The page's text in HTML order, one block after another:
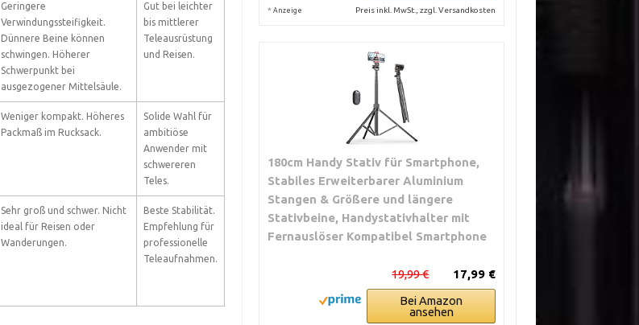
Geringere
Verwindungssteifigkeit.
Dünnere Beine können
schwingen. Höherer
Schwerpunkt bei
ausgezogener Mittelsäule.
Gut bei leichter
bis mittlerer
Teleausrüstung
und Reisen.
Weniger kompakt. Höheres
Packmaß im Rucksack.
Solide Wahl für
ambitiöse
Anwender mit
schwereren
Teles.
Sehr groß und schwer. Nicht
ideal für Reisen oder
Wanderungen.
Beste Stabilität.
Empfehlung für
professionelle
Teleaufnahmen.
* Anzeige Preis inkl. MwSt., zzgl. Versandkosten
180cm Handy Stativ für Smartphone,
Stabiles Erweiterbarer Aluminium
Stangen & Größere und längere
Stativbeine, Handystativhalter mit
Fernauslöser Kompatibel Smartphone
17,99 €
19,99 €
Bei Amazon
ansehen